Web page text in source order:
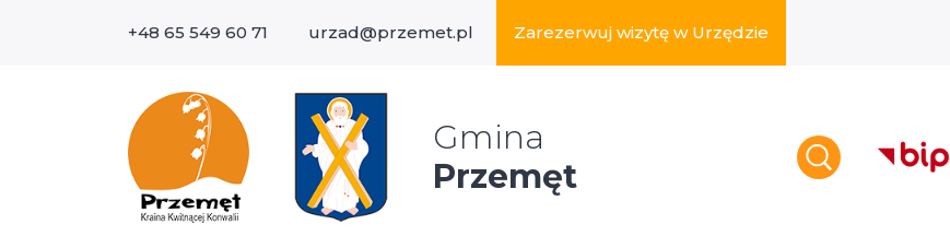
+48 65 549 60 71 urzad@przemet.pl Zarezerwuj wizytę w Urzędzie
Gmina
Przemęt
Wyszukaj w serwisie